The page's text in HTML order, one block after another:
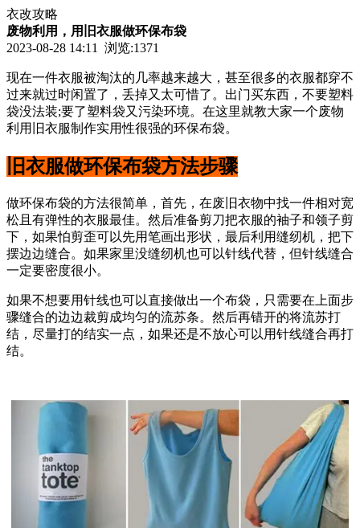
衣改攻略
废物利用，用旧衣服做环保布袋
2023-08-28 14:11 浏览:1371
现在一件衣服被淘汰的几率越来越大，甚至很多的衣服都穿不
过来就过时闲置了，丢掉又太可惜了。出门买东西，不要塑料
袋没法装;要了塑料袋又污染环境。在这里就教大家一个废物
利用旧衣服制作实用性很强的环保布袋。
旧衣服做环保布袋方法步骤
做环保布袋的方法很简单，首先，在废旧衣物中找一件相对宽
松且有弹性的衣服最佳。然后准备剪刀把衣服的袖子和领子剪
下，如果怕剪歪可以先用笔画出形状，最后利用缝纫机，把下
摆边边缝合。如果家里没缝纫机也可以针线代替，但针线缝合
一定要密度很小。
如果不想要用针线也可以直接做出一个布袋，只需要在上面步
骤缝合的边边裁剪成均匀的流苏条。然后再错开的将流苏打
结，尽量打的结实一点，如果还是不放心可以用针线缝合再打
结。